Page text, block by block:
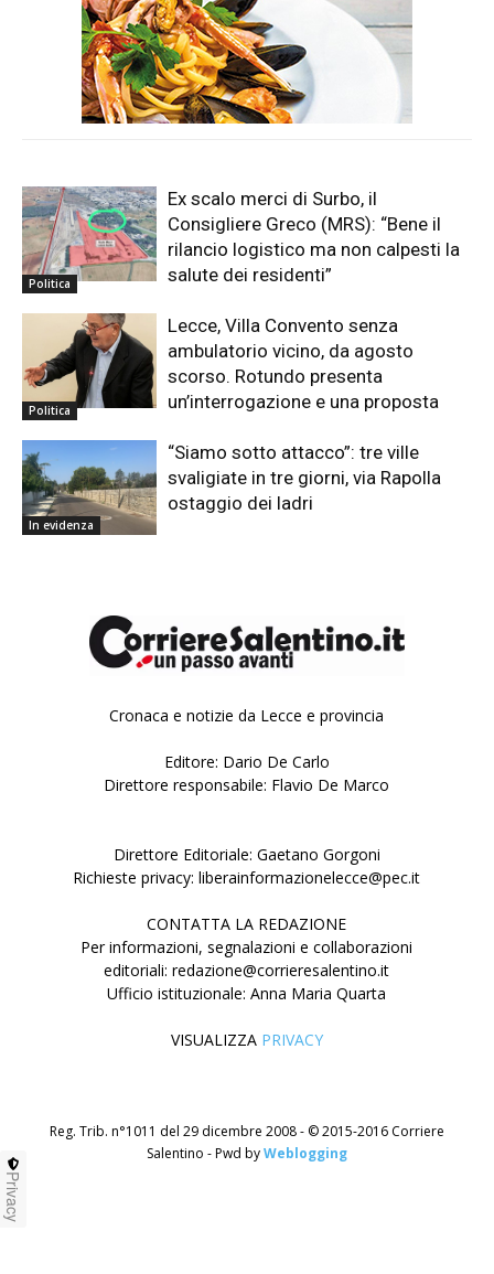
Politica
Ex scalo merci di Surbo, il
Consigliere Greco (MRS): “Bene il
rilancio logistico ma non calpesti la
salute dei residenti”
Politica
Lecce, Villa Convento senza
ambulatorio vicino, da agosto
scorso. Rotundo presenta
un’interrogazione e una proposta
In evidenza
“Siamo sotto attacco”: tre ville
svaligiate in tre giorni, via Rapolla
ostaggio dei ladri
Cronaca e notizie da Lecce e provincia
Editore: Dario De Carlo
Direttore responsabile: Flavio De Marco
Direttore Editoriale: Gaetano Gorgoni
Richieste privacy: liberainformazionelecce@pec.it
CONTATTA LA REDAZIONE
Per informazioni, segnalazioni e collaborazioni
editoriali: redazione@corrieresalentino.it
Ufficio istituzionale: Anna Maria Quarta
VISUALIZZA PRIVACY
Reg. Trib. n°1011 del 29 dicembre 2008 - © 2015-2016 Corriere
Salentino - Pwd byWeblogging
Privacy